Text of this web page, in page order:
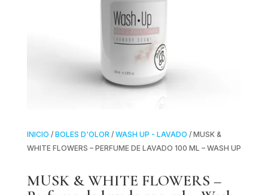
INICIO / BOLES D'OLOR / WASH UP - LAVADO / MUSK &
WHITE FLOWERS – PERFUME DE LAVADO 100 ML – WASH UP
MUSK & WHITE FLOWERS –